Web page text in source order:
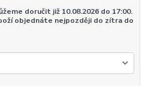
doručit již 10.08.2026 do 17:00.
objednáte nejpozději do zítra do